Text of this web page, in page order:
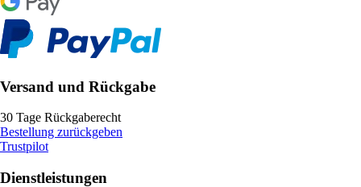
Versand und Rückgabe
30 Tage Rückgaberecht
Bestellung zurückgeben
Trustpilot
Dienstleistungen